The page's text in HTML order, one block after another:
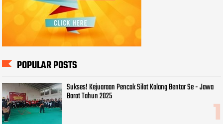
POPULAR POSTS
Sukses! Kejuaraan Pencak Silat Kalang Bentar Se - Jawa
Barat Tahun 2025